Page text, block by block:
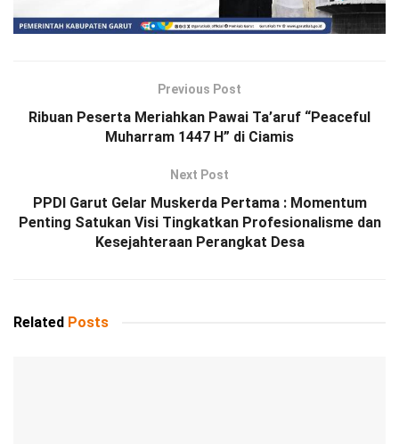
Previous Post
Ribuan Peserta Meriahkan Pawai Ta’aruf “Peaceful
Muharram 1447 H” di Ciamis
Next Post
PPDI Garut Gelar Muskerda Pertama : Momentum
Penting Satukan Visi Tingkatkan Profesionalisme dan
Kesejahteraan Perangkat Desa
Related Posts